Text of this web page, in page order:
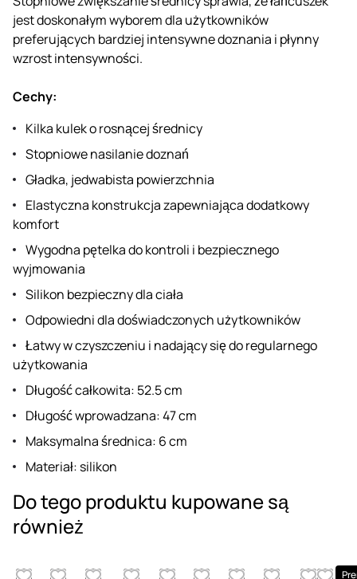
jest doskonałym wyborem dla użytkowników
preferujących bardziej intensywne doznania i płynny
wzrost intensywności.
Cechy:
Kilka kulek o rosnącej średnicy
Stopniowe nasilanie doznań
Gładka, jedwabista powierzchnia
Elastyczna konstrukcja zapewniająca dodatkowy
komfort
Wygodna pętelka do kontroli i bezpiecznego
wyjmowania
Silikon bezpieczny dla ciała
Odpowiedni dla doświadczonych użytkowników
Łatwy w czyszczeniu i nadający się do regularnego
użytkowania
Długość całkowita: 52.5 cm
Długość wprowadzana: 47 cm
Maksymalna średnica: 6 cm
Materiał: silikon
Do tego produktu kupowane są
również